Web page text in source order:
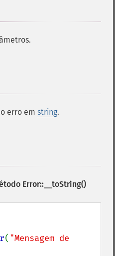
erro em string.
Error::__toString()
( "Mensagem de